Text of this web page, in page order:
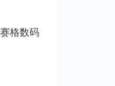
格数码